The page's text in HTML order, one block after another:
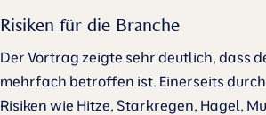
Risiken für die Branche
Der Vortrag zeigte sehr deutlich, dass
mehrfach betroffen ist. Einerseits
Risiken wie Hitze, Starkregen, Hagel,